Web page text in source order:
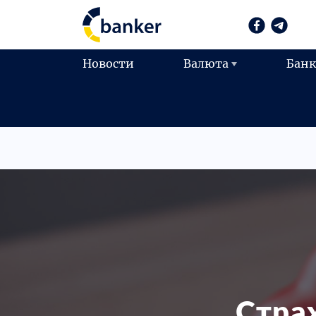
Новости Валюта